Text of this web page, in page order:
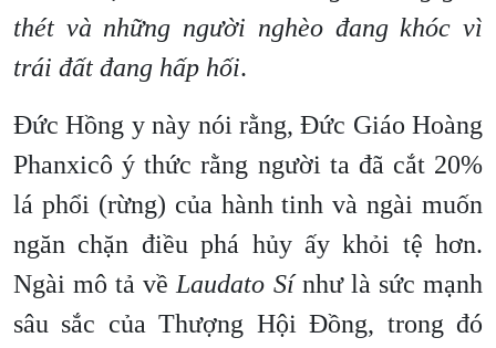
thét và những người nghèo đang khóc vì
trái đất đang hấp hối.
Đức Hồng y này nói rằng, Đức Giáo Hoàng
Phanxicô ý thức rằng người ta đã cắt 20%
lá phổi (rừng) của hành tinh và ngài muốn
ngăn chặn điều phá hủy ấy khỏi tệ hơn.
Ngài mô tả về Laudato Sínhư là sức mạnh
sâu sắc của Thượng Hội Đồng, trong đó